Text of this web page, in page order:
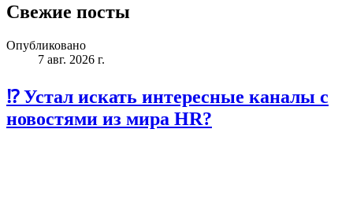
Свежие посты
Опубликовано
7 авг. 2026 г.
⁉️ Устал искать интересные каналы с
новостями из мира HR?